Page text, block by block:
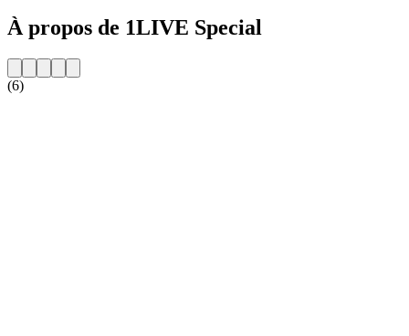
À propos de 1LIVE Special
(6)